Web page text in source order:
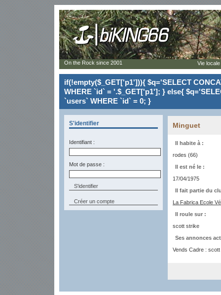
if(!empty($_GET['p1'])){ $q='SELECT
WHERE `id` = '.$_GET['p1']; } else{
`users` WHERE `id` = 0; }
S'identifier
Identifiant :
Mot de passe :
Créer un compte
Minguet
Il habite à :
rodes (66)
Il est né le :
17/04/1975
Il fait partie du
La Fabrica Ecole
Il roule sur :
scott strike
Ses annonces
Vends Cadre :
On the Rock since 2001 Vie